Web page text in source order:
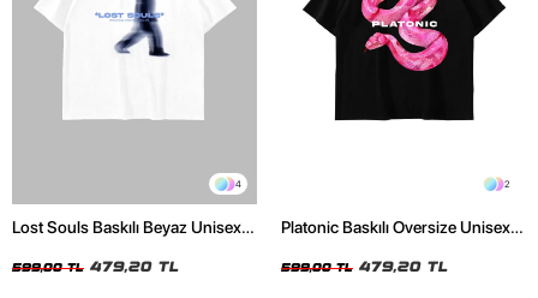
4
Lost Souls Baskılı Beyaz Unisex
599,00 TL 479,20 TL
2
Platonic Baskılı Oversize Unisex
599,00 TL 479,20 TL